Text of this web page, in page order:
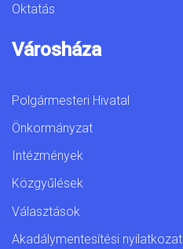
Oktatás
Városháza
Polgármesteri Hivatal
Önkormányzat
Intézmények
Közgyűlések
Választások
Akadálymentesítési nyilatkozat